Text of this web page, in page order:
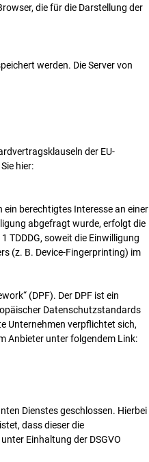
die für die Darstellung der
werden. Die Server von
der EU-
hier:
ein berechtigtes Interesse an einer
abgefragt wurde, erfolgt die
TDDDG, soweit die Einwilligung
(z. B. Device-Fingerprinting) im
(DPF). Der DPF ist ein
Datenschutzstandards
Unternehmen verpflichtet sich,
Anbieter unter folgendem Link:
Dienstes geschlossen. Hierbei
dass dieser die
Einhaltung der DSGVO